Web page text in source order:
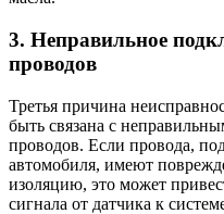
3. Неправильное
проводов
Третья причина
быть связана с
проводов. Если провода,
автомобиля, имеют
изоляцию, это может
сигнала от датчика к